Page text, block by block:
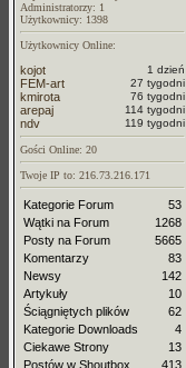
Administratorzy: 1
Użytkownicy: 1398
Użytkownicy Online:
kojot 1 dzień
FEM-art 27 tygodni
kmirota 76 tygodni
arepaj 114 tygodni
ndv 119 tygodni
Gości Online: 20
Twoje IP to: 216.73.216.171
Kategorie Forum
53
Wątki na Forum
1268
Posty na Forum
5665
Komentarzy
83
Newsy
142
Artykuły
10
Ściągniętych plików
62
Kategorie Downloads
4
Ciekawe Strony
13
Postów w Shoutbox
413